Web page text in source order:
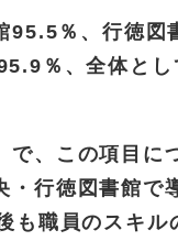
95.5％、行徳図
％、全体とし
で、この項目に
・行徳図書館で
も職員のスキル